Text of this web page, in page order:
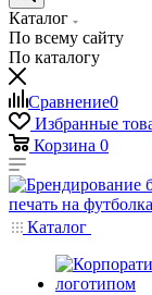
Каталог
По всему сайту
По каталогу
Сравнение0
Избранные
Корзина 0
Каталог